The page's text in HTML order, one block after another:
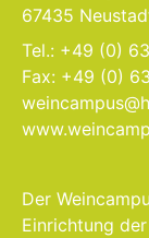
67435
Tel.: +49 (0)
Fax: +49 (0)
Der
Einrichtung